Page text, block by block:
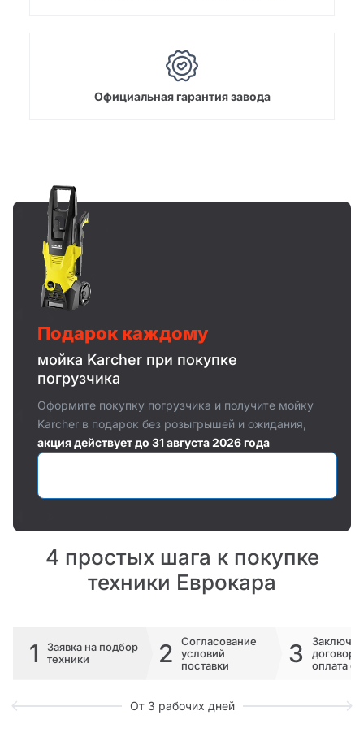
Официальная гарантия завода
Подарок каждому
мойка Karcher при покупке
погрузчика
Оформите покупку погрузчика и получите мойку
Karcher в подарок без розыгрышей и ожидания,
акция действует до 31 августа 2026 года
4 простых шага к покупке
техники Еврокара
1
Заявка на подбор
техники
2
Согласование
условий
поставки
3
договора
оплата
От 3 рабочих дней